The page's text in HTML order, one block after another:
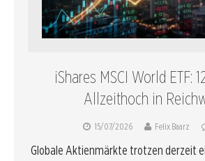
iShares MSCI World ETF:
Allzeithoch in
15/07/2026 Felix Baarz
Globale Aktienmärkte trotzen derzeit